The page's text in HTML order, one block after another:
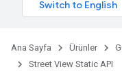
Ana Sayfa Ürünler
Street View Static API